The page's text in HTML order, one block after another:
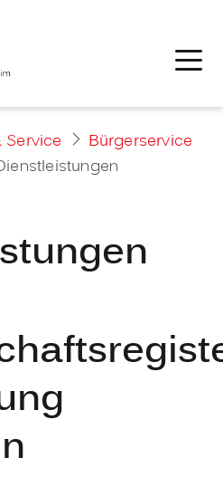
Service
Bürgerservice